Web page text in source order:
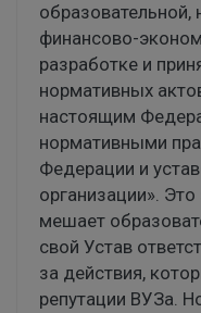
образовательной,
финансово-
разработке и
нормативных
настоящим
нормативными
Федерации и
организации».
мешает
свой Устав
за действия,
репутации ВУЗа.